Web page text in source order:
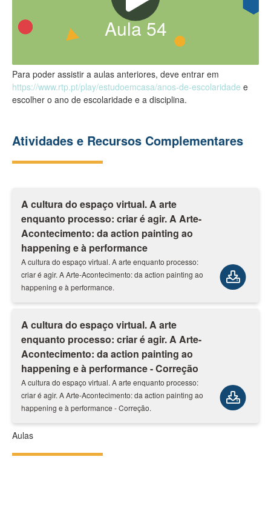
Aula54
Para poder assistir a aulas anteriores, deve entrar em
https://www.rtp.pt/play/estudoemcasa/anos-de-escolaridade e
escolher o ano de escolaridade e a disciplina.
Atividades e Recursos Complementares
A cultura do espaço virtual. A arte
enquanto processo: criar é agir. A Arte-
Acontecimento: da action painting ao
happening e à performance
A cultura do espaço virtual. A arte enquanto processo:
criar é agir. A Arte-Acontecimento: da action painting ao
happening e à performance.
A cultura do espaço virtual. A arte
enquanto processo: criar é agir. A Arte-
Acontecimento: da action painting ao
happening e à performance - Correção
A cultura do espaço virtual. A arte enquanto processo:
criar é agir. A Arte-Acontecimento: da action painting ao
happening e à performance - Correção.
Aulas